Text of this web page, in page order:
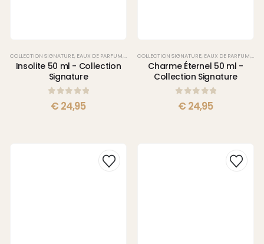
COLLECTION SIGNATURE, EAUX DE PARFUM, PARFUMS
Insolite 50 ml - Collection
Signature
sur 5
€ 24,95
COLLECTION SIGNATURE, EAUX DE PARFUM,
Charme Éternel 50 ml -
Collection Signature
sur 5
€ 24,95